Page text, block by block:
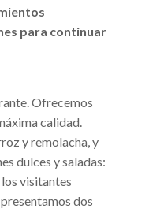
para continuar
Ofrecemos
calidad.
y remolacha, y
dulces y saladas:
visitantes
dos